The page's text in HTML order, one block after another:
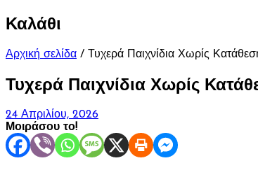
Καλάθι
Αρχική σελίδα / Τυχερά Παιχνίδια Χωρίς
Τυχερά Παιχνίδια Χωρίς
24 Απριλίου, 2026
Μοιράσου το!